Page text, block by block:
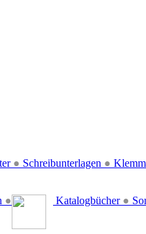
● Schreibunterlagen ●
●
Katalogbücher ●